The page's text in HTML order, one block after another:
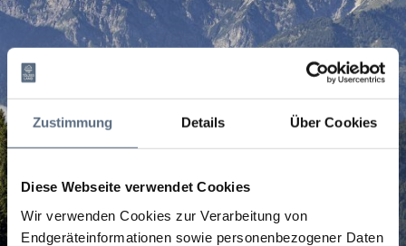
Zustimmung Details Über Cookies
Diese Webseite verwendet Cookies
Wir verwenden Cookies zur Verarbeitung von
Endgeräteinformationen sowie personenbezogener Daten